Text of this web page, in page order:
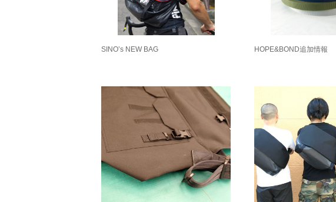
SINO’s NEW BAG HOPE&BOND追加情報